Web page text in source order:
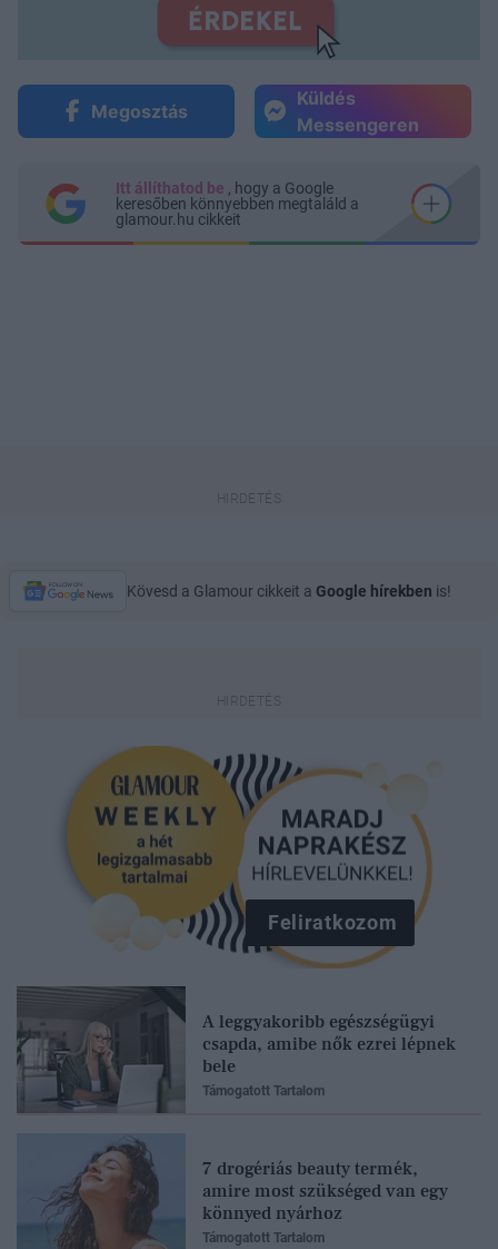
Megosztás
Küldés
Messengeren
Itt állíthatod be , hogy a Google
keresőben könnyebben megtaláld a
glamour.hu cikkeit
Kövesd a Glamour cikkeit a Google hírekben is!
Feliratkozom
A leggyakoribb egészségügyi
csapda, amibe nők ezrei lépnek
bele
Támogatott Tartalom
7 drogériás beauty termék,
amire most szükséged van egy
könnyed nyárhoz
Támogatott Tartalom